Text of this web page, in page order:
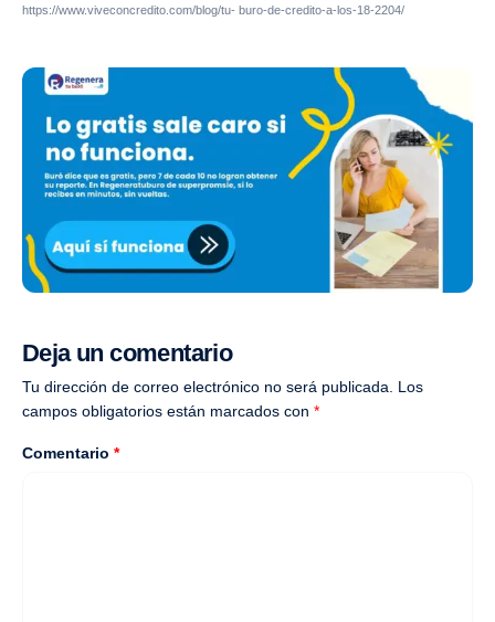
https://www.viveconcredito.com/blog/tu- buro-de-credito-a-los-18-2204/
Deja un comentario
Tu dirección de correo electrónico no será publicada.
Los
campos obligatorios están marcados con *
Comentario *